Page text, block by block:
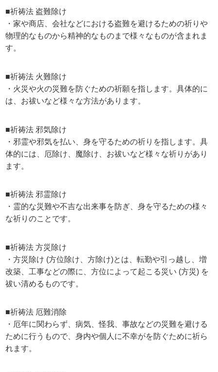
■祈祷法 盗難除け
・家や商店、会社などにおける盗難を避けるための祈りや
物理的なものから精神的なものまで様々なものが含まれま
す。
■祈祷法 火難除け
・火災や火の災難を防ぐための祈願を指します。具体的に
は、お祓いなど様々な方法があります。
■祈祷法 邪気除け
・邪霊や邪気を払い、身を守るための祈りを指します。具
体的には、厄除け、魔除け、お祓いなど様々な祈りがあり
ます。
■祈祷法 邪霊除け
・霊的な災難や不吉な出来事を防ぎ、身を守るための様々
な祈りのことです。
■祈祷法 方災除け
・方災除け (方位除け、方除け)とは、転勤や引っ越し、増
改築、工事などの際に、方位によって起こる災い (方災) を
祓い清めるものです。
■祈祷法 厄難消除
・厄年に関わらず、病気、怪我、事故などの災難を避ける
ために行うもので、身内や個人に不幸がを防ぐために祈ら
れます。